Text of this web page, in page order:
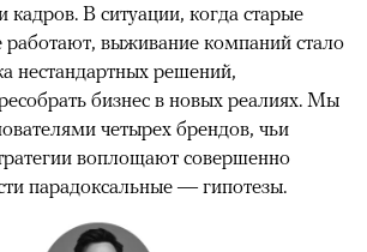
кадров. В ситуации, когда старые
выживание компаний стало
нестандартных решений,
бизнес в новых реалиях. Мы
четырех брендов, чьи
воплощают совершенно
парадоксальные — гипотезы.